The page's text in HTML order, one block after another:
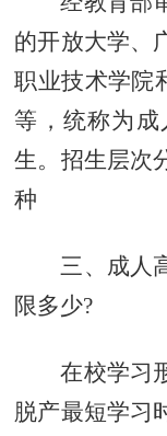
的开放大学、
职业技术学院
等，统称为
生。招生层次
种
三、成人
限多少?
在校学习
脱产最短学习